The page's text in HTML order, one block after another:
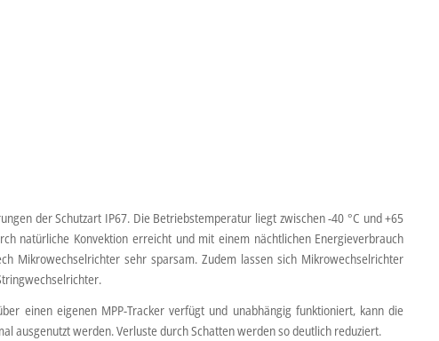
der Schutzart IP67. Die Betriebstemperatur liegt zwischen -40 °C und +65
natürliche Konvektion erreicht und mit einem nächtlichen Energieverbrauch
Mikrowechselrichter sehr sparsam. Zudem lassen sich Mikrowechselrichter
einen eigenen MPP-Tracker verfügt und unabhängig funktioniert, kann die
ausgenutzt werden. Verluste durch Schatten werden so deutlich reduziert.